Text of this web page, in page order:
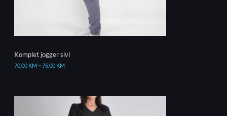
Komplet jogger sivi
70,00 KM–75,00 KM